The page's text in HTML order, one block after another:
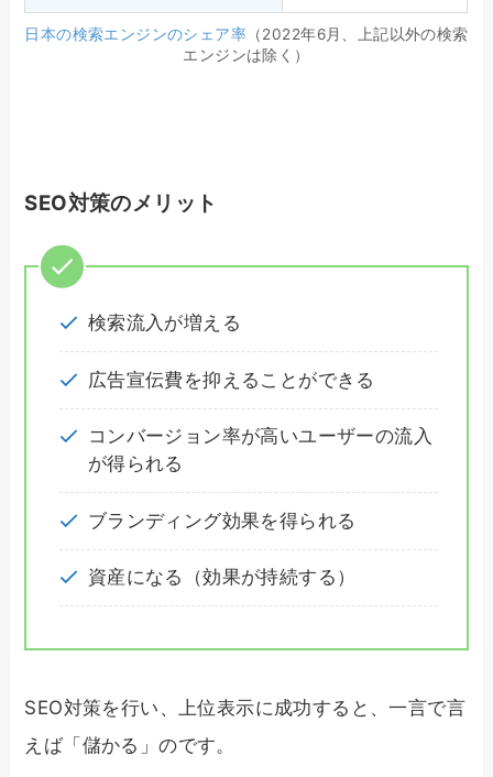
日本の検索エンジンのシェア率 （2022年6月、上記以外の検索
エンジンは除く）
SEO対策のメリット
検索流入が増える
広告宣伝費を抑えることができる
コンバージョン率が高いユーザーの流入
が得られる
ブランディング効果を得られる
資産になる（効果が持続する）
SEO対策を行い、上位表示に成功すると、一言で言
えば「儲かる」のです。